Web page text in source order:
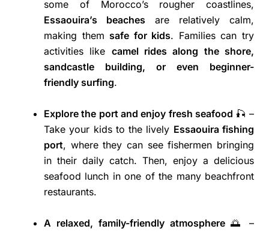
some of Morocco’s rougher coastlines,
Essaouira’s beaches are relatively calm,
making them safe for kids. Families can try
activities like camel rides along the shore,
sandcastle building, or even beginner-
friendly surfing.
Explore the port and enjoy fresh seafood 🎣 –
Take your kids to the lively Essaouira fishing
port, where they can see fishermen bringing
in their daily catch. Then, enjoy a delicious
seafood lunch in one of the many beachfront
restaurants.
A relaxed, family-friendly atmosphere🌅 –